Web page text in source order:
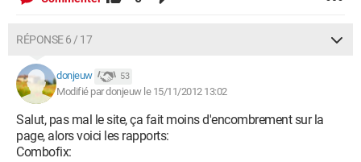
C:\Program Files\Bonjour\mDNSResponder.exe
O23 - Service: @%systemroot%\system32\browser.dll,-100
(Browser) - Unknown owner -
C:\Windows\System32\svchost.exe
O23 - Service: @%SystemRoot%\System32\bthserv.dll,-101
(bthserv) - Unknown owner -
C:\Windows\system32\svchost.exe
O23 - Service: @%SystemRoot%\System32\certprop.dll,-11
RÉPONSE 6 / 17
donjeuw 53
Modifié par donjeuw le 15/11/2012 13:02
Salut, pas mal le site, ça fait moins d'encombrement sur la
page, alors voici les rapports:
Combofix: